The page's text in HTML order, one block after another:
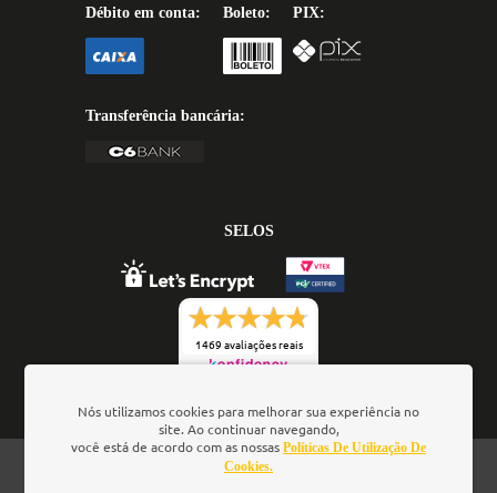
Débito em conta: Boleto: PIX:
Transferência bancária:
SELOS
1469 avaliações reais
Oficina de Textos - Rua da Consolação, 323 - Loja 28 -
Nós utilizamos cookies para melhorar sua experiência no
site. Ao continuar navegando,
você está de acordo com as nossas Políticas De Utilização De
Cookies.